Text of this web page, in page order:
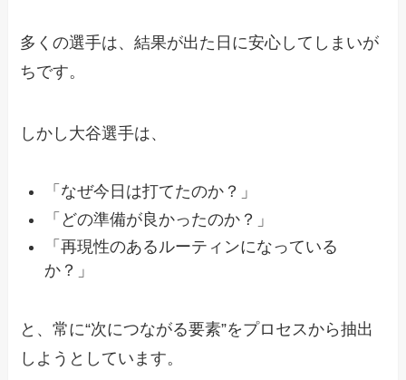
多くの選手は、結果が出た日に安心してしまいが
ちです。
しかし大谷選手は、
「なぜ今日は打てたのか？」
「どの準備が良かったのか？」
「再現性のあるルーティンになっている
か？」
と、常に“次につながる要素”をプロセスから抽出
しようとしています。